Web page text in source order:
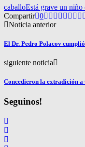
caballoEstá grave un niño
Compartir 0
Noticia anterior
El Dr. Pedro Polacov
siguiente noticia
Concedieron la extradición a
Seguinos!